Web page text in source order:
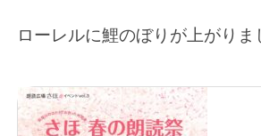
ローレルに鯉のぼりが上がり